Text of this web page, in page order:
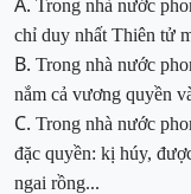
Trong nhà nước
chỉ duy nhất Thiên tử
B. Trong nhà nước
nắm cả vương quyền
C. Trong nhà nước
đặc quyền: kị húy,
ngai rồng...